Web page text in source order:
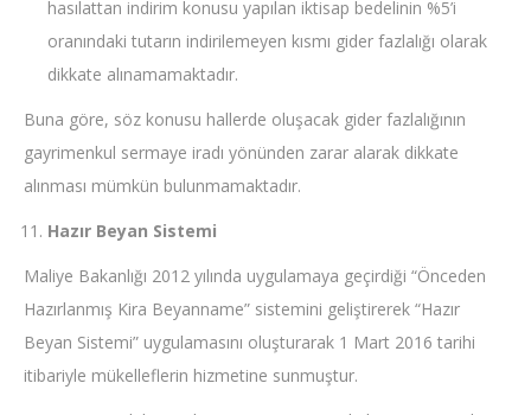
hasılattan indirim konusu yapılan iktisap bedelinin %5’i
oranındaki tutarın indirilemeyen kısmı gider fazlalığı olarak
dikkate alınamamaktadır.
Buna göre, söz konusu hallerde oluşacak gider fazlalığının
gayrimenkul sermaye iradı yönünden zarar alarak dikkate
alınması mümkün bulunmamaktadır.
Hazır Beyan Sistemi
Maliye Bakanlığı 2012 yılında uygulamaya geçirdiği “Önceden
Hazırlanmış Kira Beyanname” sistemini geliştirerek “Hazır
Beyan Sistemi” uygulamasını oluşturarak 1 Mart 2016 tarihi
itibariyle mükelleflerin hizmetine sunmuştur.